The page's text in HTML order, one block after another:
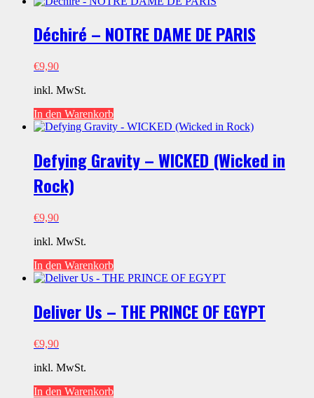
Déchiré – NOTRE DAME DE PARIS
€9,90
inkl. MwSt.
In den Warenkorb
Defying Gravity – WICKED (Wicked in
Rock)
€9,90
inkl. MwSt.
In den Warenkorb
Deliver Us – THE PRINCE OF EGYPT
€9,90
inkl. MwSt.
In den Warenkorb